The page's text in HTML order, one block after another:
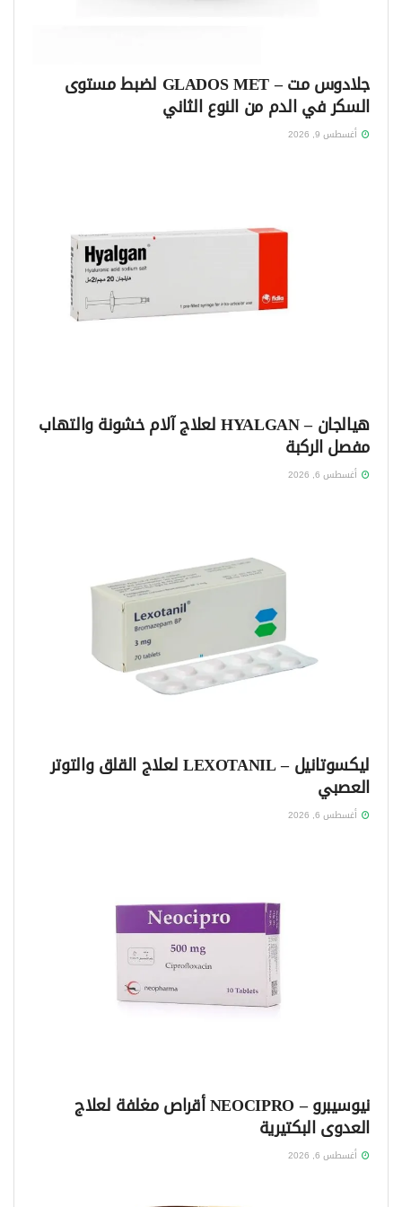
جلادوس مت – GLADOS MET لضبط مستوى
السكر في الدم من النوع الثاني
أغسطس 9, 2026
هيالجان – HYALGAN لعلاج آلام خشونة والتهاب
مفصل الركبة
أغسطس 6, 2026
ليكسوتانيل – LEXOTANIL لعلاج القلق والتوتر
العصبي
أغسطس 6, 2026
نيوسيبرو – NEOCIPRO أقراص مغلفة لعلاج
العدوى البكتيرية
أغسطس 6, 2026